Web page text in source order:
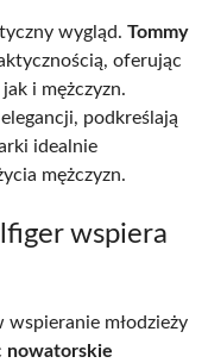
wygląd. Tommy
oferując
i mężczyzn.
podkreślają
idealnie
mężczyzn.
wspiera
wspieranie młodzieży
nowatorskie